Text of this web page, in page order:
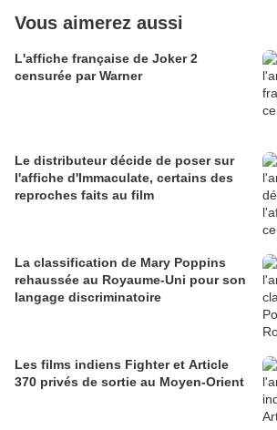
Vous aimerez aussi
L'affiche française de Joker 2
censurée par Warner
Le distributeur décide de poser sur
l'affiche d'Immaculate, certains des
reproches faits au film
La classification de Mary Poppins
rehaussée au Royaume-Uni pour son
langage discriminatoire
Les films indiens Fighter et Article
370 privés de sortie au Moyen-Orient